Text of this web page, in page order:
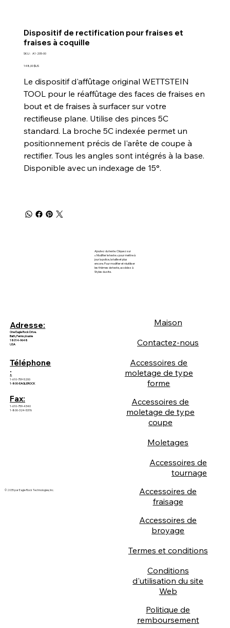
Dispositif de rectification pour fraises et
fraises à coquille
SKU : SKU
205-
A1-205-00
Prix
148,00 $US
Le dispositif d'affûtage original WETTSTEIN
TOOL pour le réaffûtage des faces de fraises en
bout et de fraises à surfacer sur votre
rectifieuse plane. Utilise des pinces 5C
standard. La broche 5C indexée permet un
positionnement précis de l'arête de coupe à
rectifier. Tous les angles sont intégrés à la base.
Disponible avec un indexage de 15°.
Ajoutez du texte. Cliquez sur
« Modifier le texte » pour mettre à
jour la police, la taille et plus
encore. Pour modifier et réutiliser
les thèmes de texte, accédez à
Styles du site.
Adresse:
One Eagle Rock Drive.
Bath, Pennsylvanie
18014-9648
USA
Téléphone
:
1-610-759-5200
1-800-EAGLEROCK
Fax:
1-610-759-4340
1-800-324-5376
© 2035 par Eagle Rock Technologies, Inc.
Maison
Contactez-nous
Accessoires de
moletage de type
forme
Accessoires de
moletage de type
coupe
Moletages
Accessoires de
tournage
Accessoires de
fraisage
Accessoires de
broyage
Termes et conditions
Conditions
d'utilisation du site
Web
Politique de
remboursement